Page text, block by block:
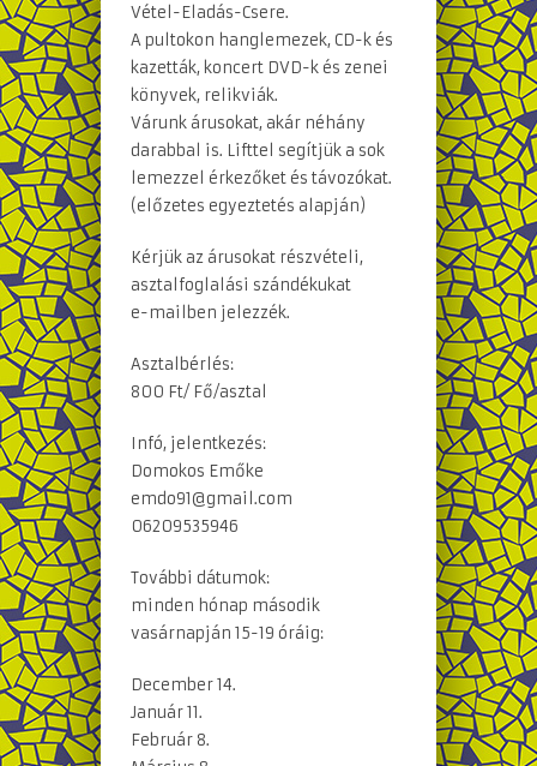
Vétel-Eladás-Csere.
A pultokon hanglemezek, CD-k és
kazetták, koncert DVD-k és zenei
könyvek, relikviák.
Várunk árusokat, akár néhány
darabbal is. Lifttel segítjük a sok
lemezzel érkezőket és távozókat.
(előzetes egyeztetés alapján)
Kérjük az árusokat részvételi,
asztalfoglalási szándékukat
e-mailben jelezzék.
Asztalbérlés:
800 Ft/ Fő/asztal
Infó, jelentkezés:
Domokos Emőke
emdo91@gmail.com
06209535946
További dátumok:
minden hónap második
vasárnapján 15-19 óráig:
December 14.
Január 11.
Február 8.